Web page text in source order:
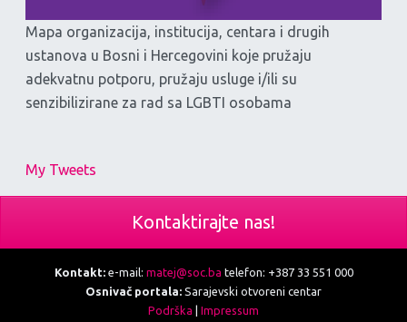
Mapa organizacija, institucija, centara i drugih
ustanova u Bosni i Hercegovini koje pružaju
adekvatnu potporu, pružaju usluge i/ili su
senzibilizirane za rad sa LGBTI osobama
My Tweets
Kontaktirajte nas!
Kontakt:e-mail: matej@soc.ba telefon: +387 33 551 000
Osnivač portala: Sarajevski otvoreni centar
Podrška
Impressum